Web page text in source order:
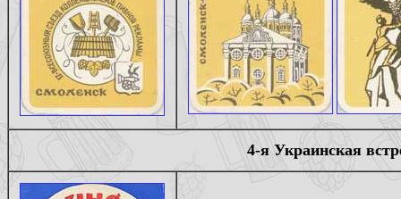
4-я Украинская